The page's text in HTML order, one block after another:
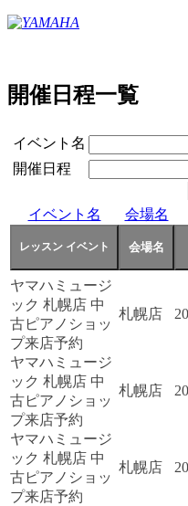
開催日程一覧
イベント名
開催日程
イベント名 会場名
ヤマハミュージ
ック 札幌店 中
古ピアノショッ
プ来店予約
札幌店
ヤマハミュージ
ック 札幌店 中
古ピアノショッ
プ来店予約
札幌店
ヤマハミュージ
ック 札幌店 中
古ピアノショッ
プ来店予約
札幌店